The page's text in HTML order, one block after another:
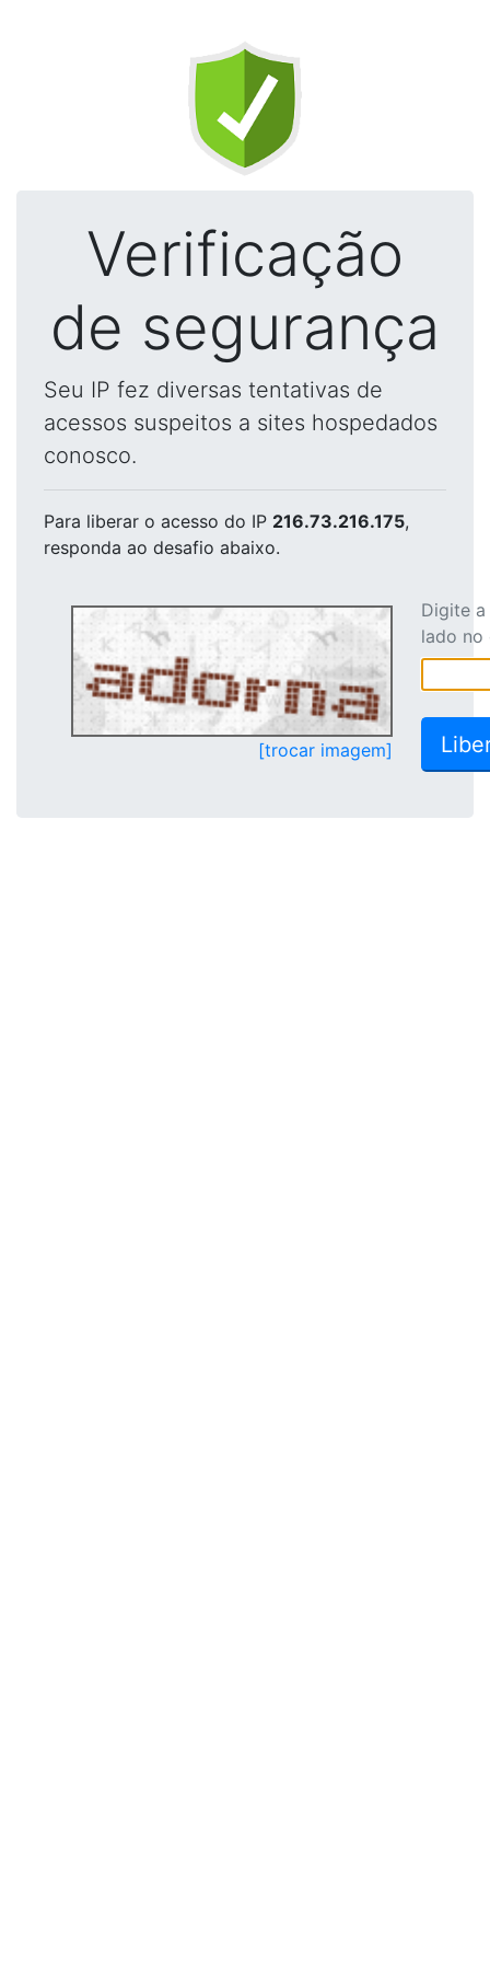
Verificação
de segurança
Seu IP fez diversas tentativas de
acessos suspeitos a sites hospedados
conosco.
Para liberar o acesso do IP 216.73.216.175,
responda ao desafio abaixo.
[trocar imagem]
Digite
lado no